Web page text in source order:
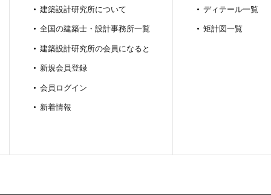
建築設計研究所について
全国の建築士・設計事務所一覧
建築設計研究所の会員になると
新規会員登録
会員ログイン
新着情報
ディテール一覧
矩計図一覧